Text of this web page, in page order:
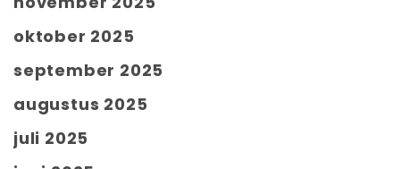
oktober 2025
september 2025
augustus 2025
juli 2025